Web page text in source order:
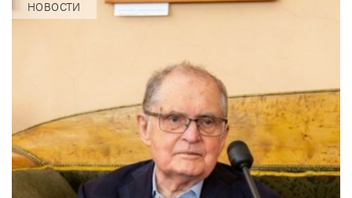
станет одним из центральных событий
НОВОСТИ